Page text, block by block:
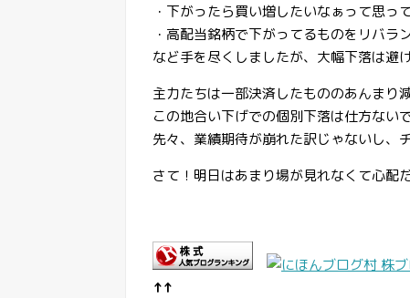
・下がったら買い増したいなぁって思っ
・高配当銘柄で下がってるものをリバラ
など手を尽くしましたが、大幅下落は避
主力たちは一部決済したもののあんまり
この地合い下げでの個別下落は仕方ないで
先々、業績期待が崩れた訳じゃないし、
さて！明日はあまり場が見れなくて心配
↑↑